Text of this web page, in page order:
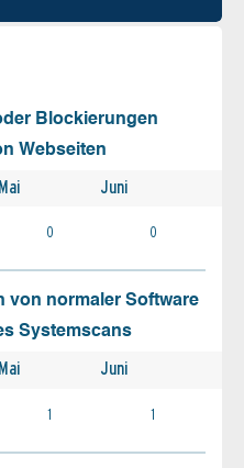
Blockierungen
Webseiten
Mai Juni
0 0
von normaler Software
Systemscans
Mai Juni
1 1